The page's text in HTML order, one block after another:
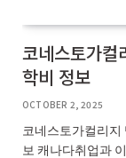
코네스토가컬
학비 정보
OCTOBER 2, 2025
코네스토가컬리지
보 캐나다취업과